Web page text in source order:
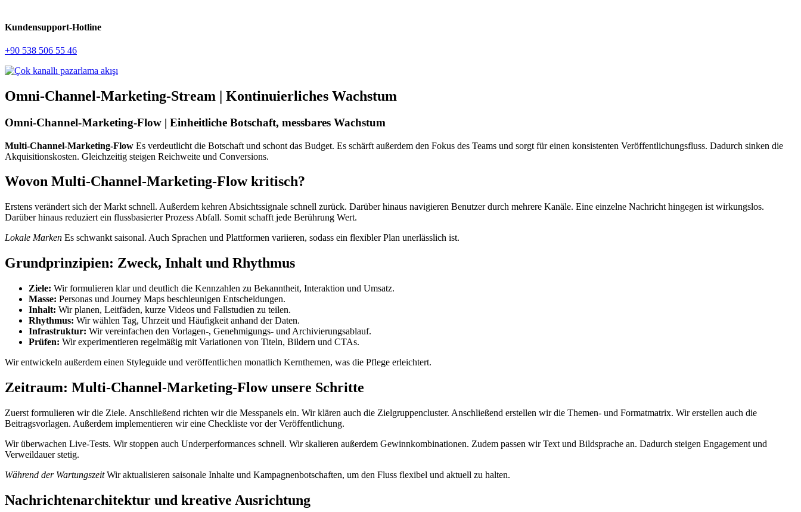
Kundensupport-Hotline
+90 538 506 55 46
Omni-Channel-Marketing-Stream | Kontinuierliches Wachstum
Omni-Channel-Marketing-Flow | Einheitliche Botschaft, messbares Wachstum
Multi-Channel-Marketing-Flow Es verdeutlicht die Botschaft und schont das Budget. Es schärft außerdem den Fokus des Teams und sorgt für einen konsistenten Veröffentlichungsfluss. Dadurch sinken die
Akquisitionskosten. Gleichzeitig steigen Reichweite und Conversions.
Wovon Multi-Channel-Marketing-Flowkritisch?
Erstens verändert sich der Markt schnell. Außerdem kehren Absichtssignale schnell zurück. Darüber hinaus navigieren Benutzer durch mehrere Kanäle. Eine einzelne Nachricht hingegen ist wirkungslos.
Darüber hinaus reduziert ein flussbasierter Prozess Abfall. Somit schafft jede Berührung Wert.
Lokale Marken Es schwankt saisonal. Auch Sprachen und Plattformen variieren, sodass ein flexibler Plan unerlässlich ist.
Grundprinzipien: Zweck, Inhalt und Rhythmus
Ziele: Wir formulieren klar und deutlich die Kennzahlen zu Bekanntheit, Interaktion und Umsatz.
Masse: Personas und Journey Maps beschleunigen Entscheidungen.
Inhalt: Wir planen, Leitfäden, kurze Videos und Fallstudien zu teilen.
Rhythmus: Wir wählen Tag, Uhrzeit und Häufigkeit anhand der Daten.
Infrastruktur: Wir vereinfachen den Vorlagen-, Genehmigungs- und Archivierungsablauf.
Prüfen: Wir experimentieren regelmäßig mit Variationen von Titeln, Bildern und CTAs.
Wir entwickeln außerdem einen Styleguide und veröffentlichen monatlich Kernthemen, was die Pflege erleichtert.
Zeitraum: Multi-Channel-Marketing-Flowunsere Schritte
Zuerst formulieren wir die Ziele. Anschließend richten wir die Messpanels ein. Wir klären auch die Zielgruppencluster. Anschließend erstellen wir die Themen- und Formatmatrix. Wir erstellen auch die
Beitragsvorlagen. Außerdem implementieren wir eine Checkliste vor der Veröffentlichung.
Wir überwachen Live-Tests. Wir stoppen auch Underperformances schnell. Wir skalieren außerdem Gewinnkombinationen. Zudem passen wir Text und Bildsprache an. Dadurch steigen Engagement und
Verweildauer stetig.
Während der WartungszeitWir aktualisieren saisonale Inhalte und Kampagnenbotschaften, um den Fluss flexibel und aktuell zu halten.
Nachrichtenarchitektur und kreative Ausrichtung